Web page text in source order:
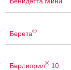
Берета®
Берлиприл® 10